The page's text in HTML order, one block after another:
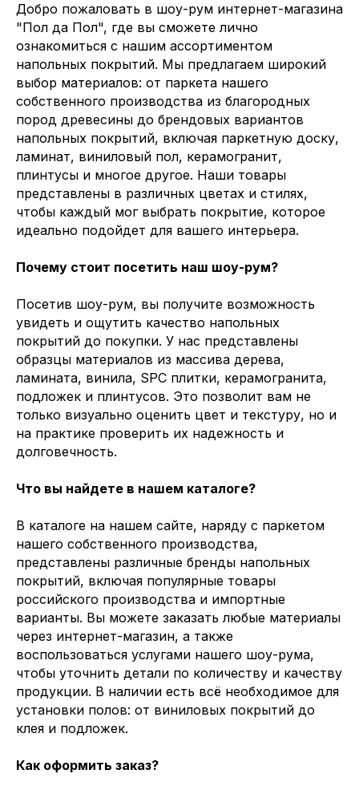
Добро пожаловать в шоу-рум интернет-магазина
"Пол да Пол", где вы сможете лично
ознакомиться с нашим ассортиментом
напольных покрытий. Мы предлагаем широкий
выбор материалов: от паркета нашего
собственного производства из благородных
пород древесины до брендовых вариантов
напольных покрытий, включая паркетную доску,
ламинат, виниловый пол, керамогранит,
плинтусы и многое другое. Наши товары
представлены в различных цветах и стилях,
чтобы каждый мог выбрать покрытие, которое
идеально подойдет для вашего интерьера.
Почему стоит посетить наш шоу-рум?
Посетив шоу-рум, вы получите возможность
увидеть и ощутить качество напольных
покрытий до покупки. У нас представлены
образцы материалов из массива дерева,
ламината, винила, SPC плитки, керамогранита,
подложек и плинтусов. Это позволит вам не
только визуально оценить цвет и текстуру, но и
на практике проверить их надежность и
долговечность.
Что вы найдете в нашем каталоге?
В каталоге на нашем сайте, наряду с паркетом
нашего собственного производства,
представлены различные бренды напольных
покрытий, включая популярные товары
российского производства и импортные
варианты. Вы можете заказать любые материалы
через интернет-магазин, а также
воспользоваться услугами нашего шоу-рума,
чтобы уточнить детали по количеству и качеству
продукции. В наличии есть всё необходимое для
установки полов: от виниловых покрытий до
клея и подложек.
Как оформить заказ?